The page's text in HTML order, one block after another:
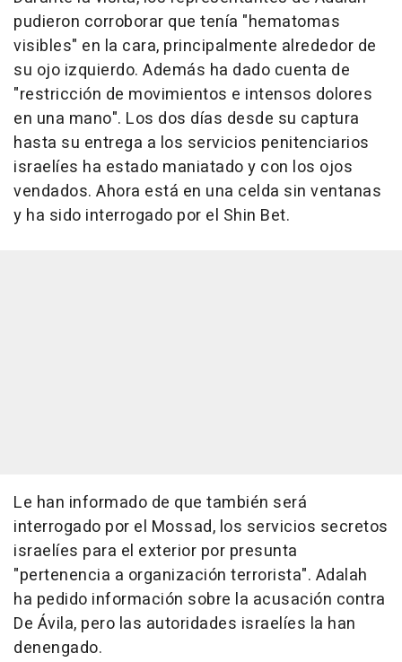
pudieron corroborar que tenía "hematomas
visibles" en la cara, principalmente alrededor de
su ojo izquierdo. Además ha dado cuenta de
"restricción de movimientos e intensos dolores
en una mano". Los dos días desde su captura
hasta su entrega a los servicios penitenciarios
israelíes ha estado maniatado y con los ojos
vendados. Ahora está en una celda sin ventanas
y ha sido interrogado por el Shin Bet.
Le han informado de que también será
interrogado por el Mossad, los servicios secretos
israelíes para el exterior por presunta
"pertenencia a organización terrorista". Adalah
ha pedido información sobre la acusación contra
De Ávila, pero las autoridades israelíes la han
denengado.